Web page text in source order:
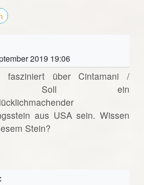
2019 19:06
über Cintamani /
Soll ein
aus USA sein. Wissen
Stein?